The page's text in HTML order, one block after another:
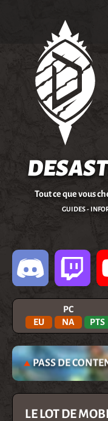
Tout ce que vous
GUIDES -
PC
EU
NA PTS
PASS DE
LE LOT DE